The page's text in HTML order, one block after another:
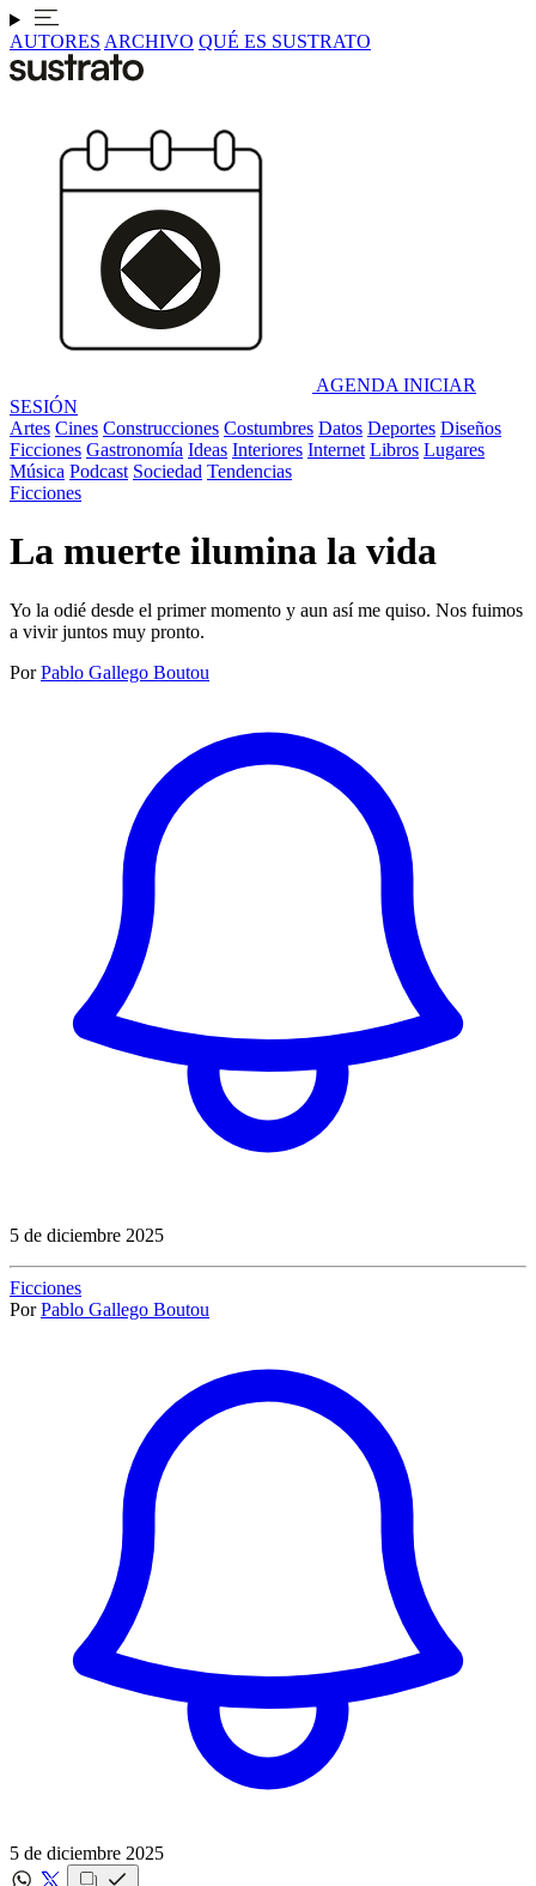
AUTORES ARCHIVO QUÉ ES SUSTRATO
AGENDA INICIAR
SESIÓN
Artes Cines Construcciones Costumbres Datos Deportes Diseños
Ficciones Gastronomía Ideas Interiores Internet Libros Lugares
Música Podcast Sociedad Tendencias
Ficciones
La muerte ilumina la vida
Yo la odié desde el primer momento y aun así me quiso. ‍Nos fuimos
a vivir juntos muy pronto.
Por Pablo Gallego Boutou
5 de diciembre 2025
Ficciones
Por Pablo Gallego Boutou
5 de diciembre 2025